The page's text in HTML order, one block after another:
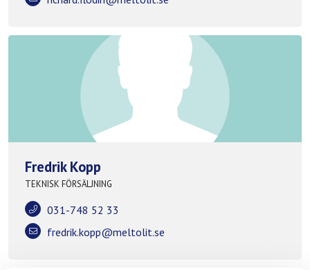
Fredrik Kopp
TEKNISK FÖRSÄLJNING
031-748 52 33
fredrik.kopp@meltolit.se